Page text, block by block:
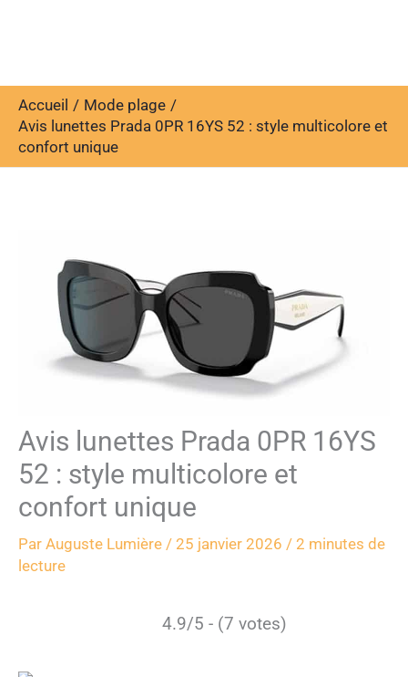
Accueil
Mode plage
Avis lunettes Prada 0PR 16YS 52 : style multicolore et
confort unique
Avis lunettes Prada 0PR 16YS
52 : style multicolore et
confort unique
Par Auguste Lumière / 25 janvier 2026 / 2 minutes de
lecture
4.9/5 - (7 votes)